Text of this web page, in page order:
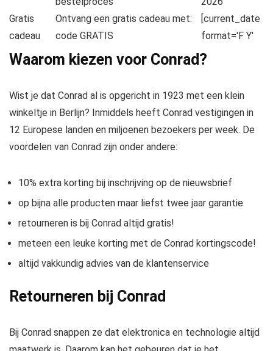
Gratis
cadeau
Ontvang een gratis cadeau met:
code GRATIS
[current_date
format='F Y'
Waarom kiezen voor Conrad?
Wist je dat Conrad al is opgericht in 1923 met een klein
winkeltje in Berlijn? Inmiddels heeft Conrad vestigingen in
12 Europese landen en miljoenen bezoekers per week. De
voordelen van Conrad zijn onder andere:
10% extra korting bij inschrijving op de nieuwsbrief
op bijna alle producten maar liefst twee jaar garantie
retourneren is bij Conrad altijd gratis!
meteen een leuke korting met de Conrad kortingscode!
altijd vakkundig advies van de klantenservice
Retourneren bij Conrad
Bij Conrad snappen ze dat elektronica en technologie altijd